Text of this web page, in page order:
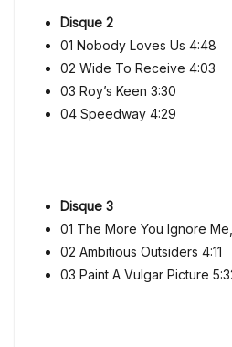
Disque 2
01 Nobody Loves Us 4:48
02 Wide To Receive 4:03
03 Roy’s Keen 3:30
04 Speedway 4:29
Disque 3
01 The More You Ignore
02 Ambitious Outsiders 4:11
03 Paint A Vulgar Picture